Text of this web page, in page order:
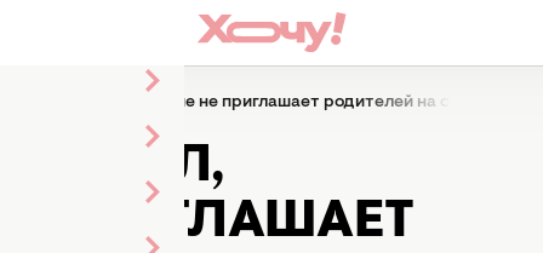
почему больше не приглашает родителей на свои
ПРИГЛАШАЕТ